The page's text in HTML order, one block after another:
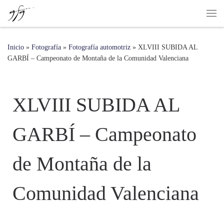
Saltar al contenido
Inicio » Fotografía » Fotografía automotriz » XLVIII SUBIDA AL
GARBÍ – Campeonato de Montaña de la Comunidad Valenciana
XLVIII SUBIDA AL
GARBÍ – Campeonato
de Montaña de la
Comunidad Valenciana